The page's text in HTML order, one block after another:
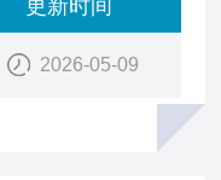
更新时间
2026-05-09